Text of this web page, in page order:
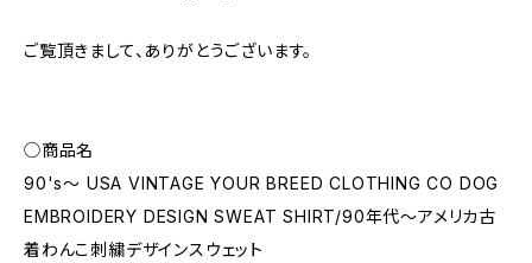
ご覧頂きまして、ありがとうございます。
◯商品名
90's～ USA VINTAGE YOUR BREED CLOTHING CO DOG
EMBROIDERY DESIGN SWEAT SHIRT/90年代〜アメリカ古
着わんこ刺繍デザインスウェット